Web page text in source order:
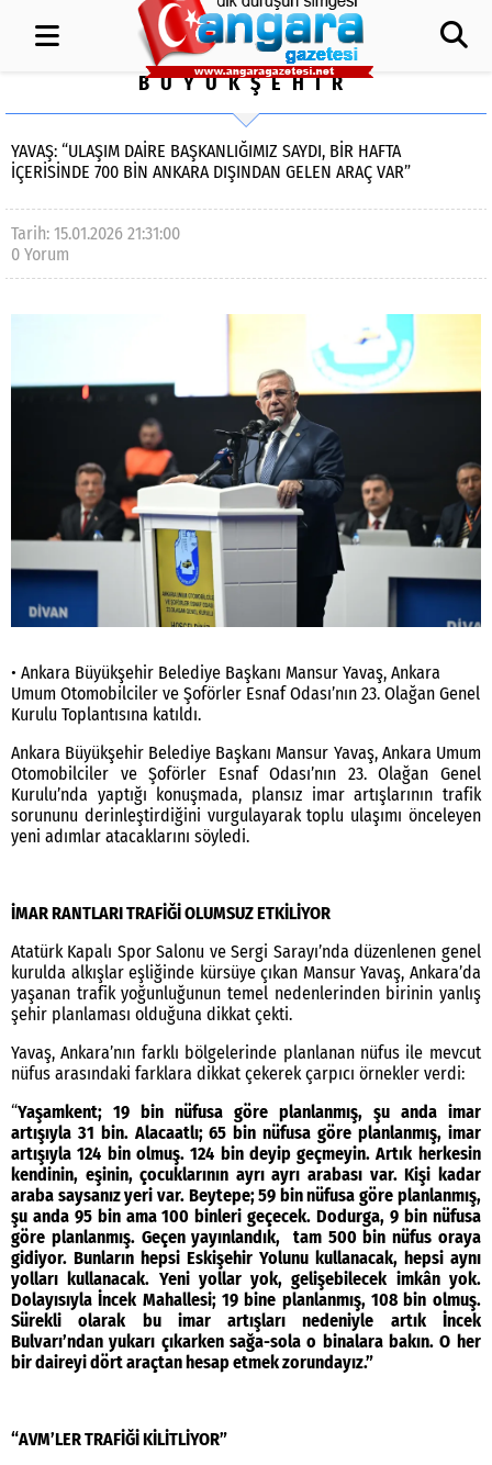
BÜYÜKŞEHİR
YAVAŞ: “ULAŞIM DAİRE BAŞKANLIĞIMIZ SAYDI, BİR HAFTA
İÇERİSİNDE 700 BİN ANKARA DIŞINDAN GELEN ARAÇ VAR”
Tarih: 15.01.2026 21:31:00
0 Yorum
• Ankara Büyükşehir Belediye Başkanı Mansur Yavaş, Ankara
Umum Otomobilciler ve Şoförler Esnaf Odası’nın 23. Olağan Genel
Kurulu Toplantısına katıldı.
Ankara Büyükşehir Belediye Başkanı Mansur Yavaş, Ankara Umum
Otomobilciler ve Şoförler Esnaf Odası’nın 23. Olağan Genel
Kurulu’nda yaptığı konuşmada, plansız imar artışlarının trafik
sorununu derinleştirdiğini vurgulayarak toplu ulaşımı önceleyen
yeni adımlar atacaklarını söyledi.
İMAR RANTLARI TRAFİĞİ OLUMSUZ ETKİLİYOR
Atatürk Kapalı Spor Salonu ve Sergi Sarayı’nda düzenlenen genel
kurulda alkışlar eşliğinde kürsüye çıkan Mansur Yavaş, Ankara’da
yaşanan trafik yoğunluğunun temel nedenlerinden birinin yanlış
şehir planlaması olduğuna dikkat çekti.
Yavaş, Ankara’nın farklı bölgelerinde planlanan nüfus ile mevcut
nüfus arasındaki farklara dikkat çekerek çarpıcı örnekler verdi:
“Yaşamkent; 19 bin nüfusa göre planlanmış, şu anda imar
artışıyla 31 bin. Alacaatlı; 65 bin nüfusa göre planlanmış, imar
artışıyla 124 bin olmuş. 124 bin deyip geçmeyin. Artık herkesin
kendinin, eşinin, çocuklarının ayrı ayrı arabası var. Kişi kadar
araba saysanız yeri var. Beytepe; 59 bin nüfusa göre planlanmış,
şu anda 95 bin ama 100 binleri geçecek. Dodurga, 9 bin nüfusa
göre planlanmış. Geçen yayınlandık, tam 500 bin nüfus oraya
gidiyor. Bunların hepsi Eskişehir Yolunu kullanacak, hepsi aynı
yolları kullanacak. Yeni yollar yok, gelişebilecek imkân yok.
Dolayısıyla İncek Mahallesi; 19 bine planlanmış, 108 bin olmuş.
Sürekli olarak bu imar artışları nedeniyle artık İncek
Bulvarı’ndan yukarı çıkarken sağa-sola o binalara bakın. O her
bir daireyi dört araçtan hesap etmek zorundayız.”
“AVM’LER TRAFİĞİ KİLİTLİYOR”